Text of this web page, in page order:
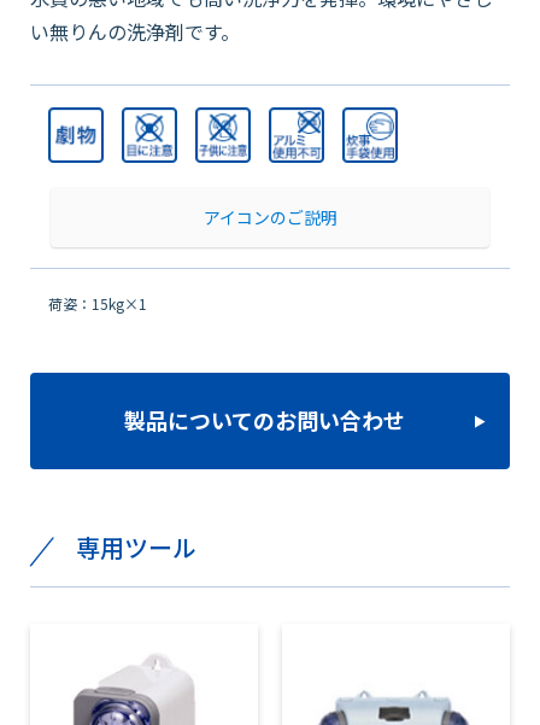
い無りんの洗浄剤です。
アイコンのご説明
荷姿：15kg×1
製品についてのお問い合わせ
専用ツール